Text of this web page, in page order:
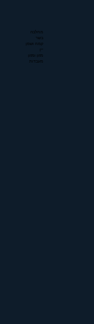
מחלבה
בשר
קמח ושמן
מזון ומזון
מעבדות